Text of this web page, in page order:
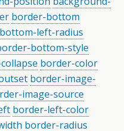
border-bottom
left-radius
bottom-style
border-color
border-image-
image-source
border-left-color
border-radius